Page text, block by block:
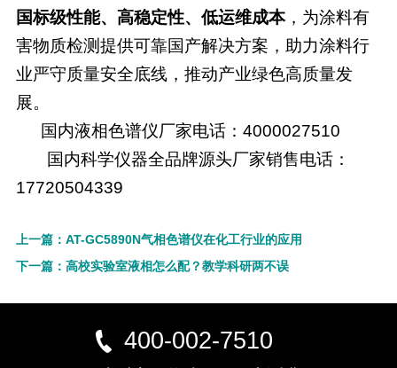
国标级性能、高稳定性、低运维成本，为涂料有
害物质检测提供可靠国产解决方案，助力涂料行
业严守质量安全底线，推动产业绿色高质量发
展。
国内液相色谱仪厂家电话：4000027510
国内科学仪器全品牌源头厂家销售电话：
17720504339
上一篇：AT-GC5890N气相色谱仪在化工行业的应用
下一篇：高校实验室液相怎么配？教学科研两不误
400-002-7510